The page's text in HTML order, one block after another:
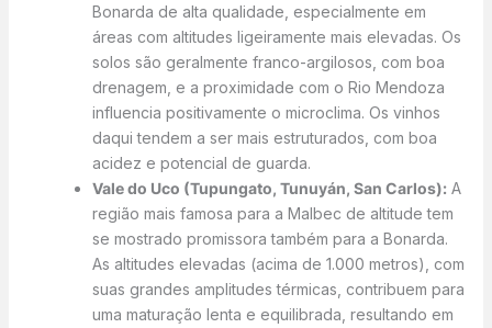
Bonarda de alta qualidade, especialmente em
áreas com altitudes ligeiramente mais elevadas. Os
solos são geralmente franco-argilosos, com boa
drenagem, e a proximidade com o Rio Mendoza
influencia positivamente o microclima. Os vinhos
daqui tendem a ser mais estruturados, com boa
acidez e potencial de guarda.
Vale do Uco (Tupungato, Tunuyán, San Carlos):A
região mais famosa para a Malbec de altitude tem
se mostrado promissora também para a Bonarda.
As altitudes elevadas (acima de 1.000 metros), com
suas grandes amplitudes térmicas, contribuem para
uma maturação lenta e equilibrada, resultando em